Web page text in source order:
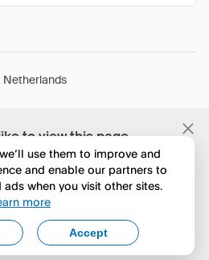
to view this page
in English?
a esplorare
to English
Netherlands
use them to improve and
and enable our partners to
when you visit other sites.
more
Accept